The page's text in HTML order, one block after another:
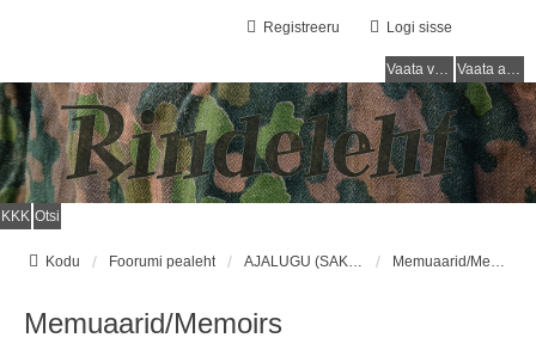
Logi sisse
Registreeru
Vaata vastamata teemasi Vaata aktiivseid teemasid
KKK Otsi
Kodu Foorumi pealeht AJALUGU (SAKSA SÕJAVÄGI) / HISTORY (GERMAN ARMY) Memuaarid/Memoirs
Memuaarid/Memoirs